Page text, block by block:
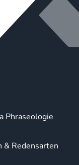
Phraseologie
& Redensarten